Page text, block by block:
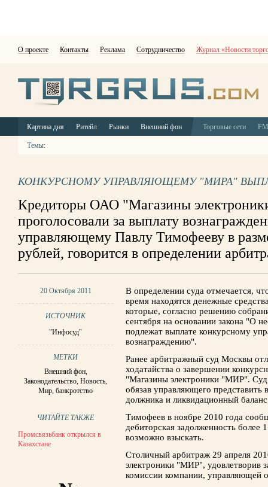
О проекте Контакты Реклама Сотрудничество Журнал «Новости
Картина дня Ритейл Рынки Внешний фон Торговые сети
Темы:
КОНКУРСНОМУ УПРАВЛЯЮЩЕМУ "МИРА"
Кредиторы ОАО "Магазины
проголосовали за выплату
управляющему Павлу Тимофееву в
рублей, говорится в определении
20 Октября 2011
ИСТОЧНИК
"Инфосуд"
МЕТКИ
Внешний фон,
Законодательство,Новость,
Мир,банкротство
ЧИТАЙТЕ ТАКЖЕ
Промсвязьбанк открылся в
Казахстане
В определении суда отмечается,
время находятся денежные
которые, согласно решению
сентября на основании закона "О
подлежат выплате конкурсному
вознаграждению".
Ранее арбитражный суд Москвы
ходатайства о завершении
"Магазины электроники "МИР". Суд
обязав управляющего представить
должника и ликвидационный
Тимофеев в ноябре 2010 года
дебиторская задолженность
возможно взыскать.
Столичный арбитраж 29 апреля
электроники "МИР", удовлетворив
комиссии компании, управляющей